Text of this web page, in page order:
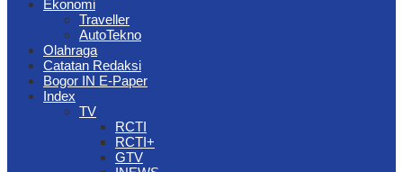
Ekonomi
Traveller
AutoTekno
Olahraga
Catatan Redaksi
Bogor IN E-Paper
Index
TV
RCTI
RCTI+
GTV